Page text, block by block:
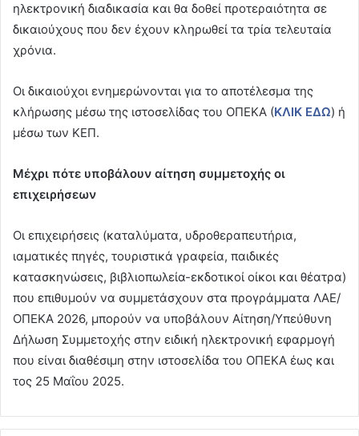
ηλεκτρονική διαδικασία και θα δοθεί προτεραιότητα σε
δικαιούχους που δεν έχουν κληρωθεί τα τρία τελευταία
χρόνια.
Οι δικαιούχοι ενημερώνονται για το αποτέλεσμα της
κλήρωσης μέσω της ιστοσελίδας του ΟΠΕΚΑ (ΚΛΙΚ ΕΔΩ) ή
μέσω των ΚΕΠ.
Μέχρι πότε υποβάλουν αίτηση συμμετοχής οι
επιχειρήσεων
Οι επιχειρήσεις (καταλύματα, υδροθεραπευτήρια,
ιαματικές πηγές, τουριστικά γραφεία, παιδικές
κατασκηνώσεις, βιβλιοπωλεία-εκδοτικοί οίκοι και θέατρα)
που επιθυμούν να συμμετάσχουν στα προγράμματα ΛΑΕ/
ΟΠΕΚΑ 2026, μπορούν να υποβάλουν Αίτηση/Υπεύθυνη
Δήλωση Συμμετοχής στην ειδική ηλεκτρονική εφαρμογή
που είναι διαθέσιμη στην ιστοσελίδα του ΟΠΕΚΑ έως και
τος 25 Μαΐου 2025.